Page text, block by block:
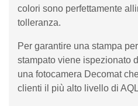
colori sono perfettamente
tolleranza.
Per garantire una stampa
stampato viene ispezionato
una fotocamera Decomat
clienti il ​​più alto livello di